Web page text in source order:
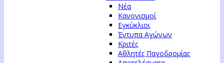
Νέα
Κανονισμοί
Εγκύκλιοι
Έντυπα Αγώνων
Κριτές
Αθλητές Παγοδρομίας